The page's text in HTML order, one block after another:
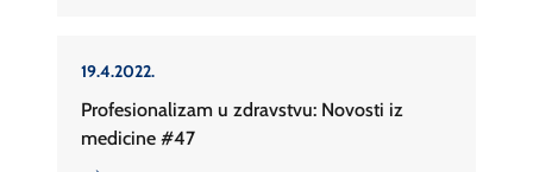
19.4.2022.
Profesionalizam u zdravstvu: Novosti iz
medicine #47